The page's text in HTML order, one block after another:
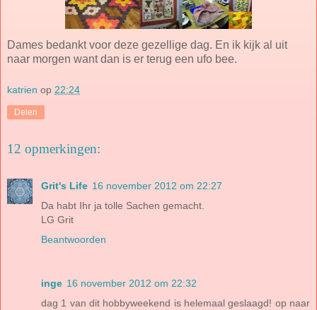
Dames bedankt voor deze gezellige dag. En ik kijk al uit
naar morgen want dan is er terug een ufo bee.
katrien op 22:24
Delen
12 opmerkingen:
Grit's Life 16 november 2012 om 22:27
Da habt Ihr ja tolle Sachen gemacht.
LG Grit
Beantwoorden
inge 16 november 2012 om 22:32
dag 1 van dit hobbyweekend is helemaal geslaagd! op naar